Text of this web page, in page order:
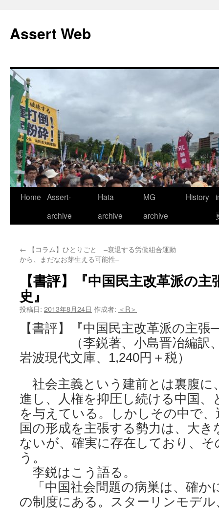
テ
ン
ス
キ
ッ
プ
Assert Web
Home Assert-
archive
Hata
archive
MG
archive
History
← 【コラム】ひとりごと –衰退する労働組合運動
から、まだなお芽生える可能性–
【書評】『中国民主改革派の
史』
投稿日: 2013年8月24日 作成者: ＜R＞
【書評】『中国民主改革派の主
（李鋭著、小島晋冶編訳、
岩波現代文庫、1,240円＋税）
社会主義という建前とは裏腹に
進し、人権を抑圧し続ける中国、
を与えている。しかしその中で
国の形成を主張する勢力は、大
ないが、確実に存在しており、
う。
李鋭はこう語る。
「中国社会問題の病巣は、確か
の制度にある。スターリンモデ